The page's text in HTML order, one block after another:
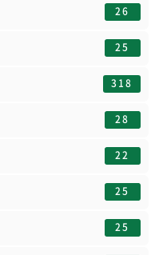
26
25
318
28
22
25
25